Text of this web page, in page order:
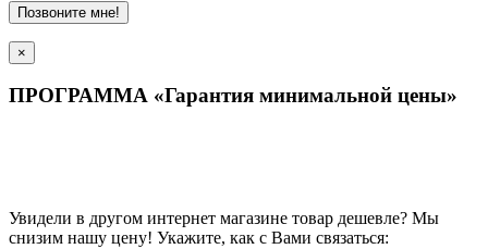
Позвоните мне!
×
ПРОГРАММА «Гарантия минимальной цены»
Увидели в другом интернет магазине товар дешевле? Мы
снизим нашу цену! Укажите, как с Вами связаться: